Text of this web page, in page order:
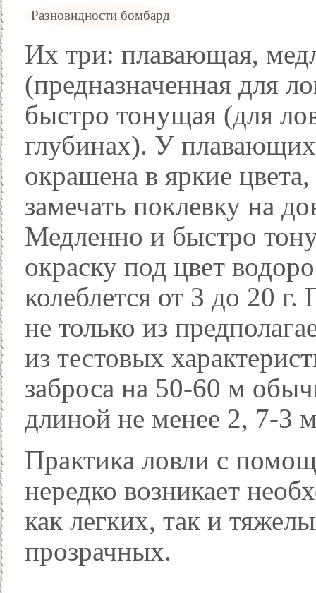
Разновидности бомбард
Их три: плавающая,
(предназначенная для
быстро тонущая (для
глубинах). У плавающих
окрашена в яркие
замечать поклевку на
Медленно и быстро
окраску под цвет
колеблется от 3 до 20
не только из
из тестовых
заброса на 50-60 м
длиной не менее 2, 7-3
Практика ловли с
нередко возникает
как легких, так и
прозрачных.